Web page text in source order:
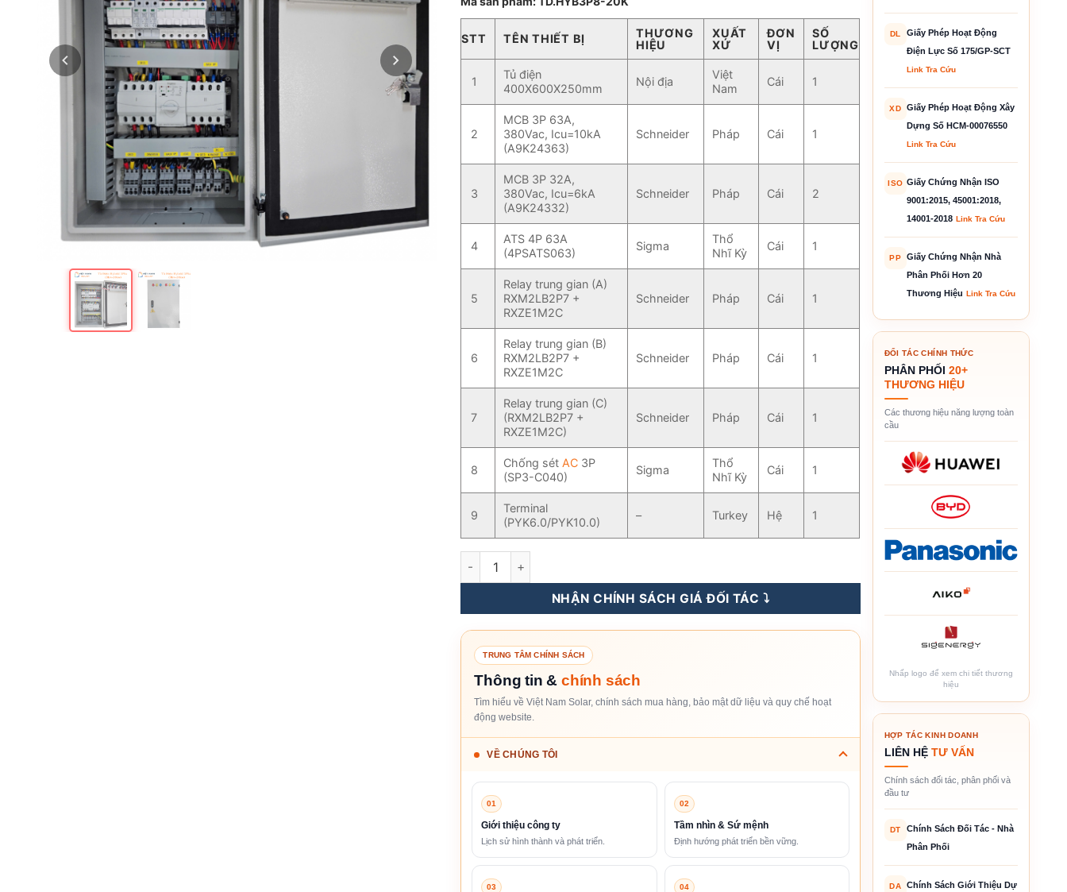
STT TÊN THIẾT BỊ
THƯƠNG
HIỆU
XUẤT
XỨ
ĐƠN
VỊ
SỐ
LƯỢNG
1
Tủ điện
400X600X250mm
Nội địa
Việt
Nam
Cái 1
2
MCB 3P 63A,
380Vac, Icu=10kA
(A9K24363)
Schneider Pháp Cái 1
3
MCB 3P 32A,
380Vac, Icu=6kA
(A9K24332)
Schneider Pháp Cái 2
4
ATS 4P 63A
(4PSATS063)
Sigma
Thổ
Nhĩ Kỳ
Cái 1
5
Relay trung gian (A)
RXM2LB2P7 +
RXZE1M2C
Schneider Pháp Cái 1
6
Relay trung gian (B)
RXM2LB2P7 +
RXZE1M2C
Schneider Pháp Cái 1
7
Relay trung gian (C)
(RXM2LB2P7 +
RXZE1M2C)
Schneider Pháp Cái 1
8
Chống sét AC 3P
(SP3-C040)
Sigma
Thổ
Nhĩ Kỳ
Cái 1
9
Terminal
(PYK6.0/PYK10.0)
– Turkey Hệ 1
Tủ Điện Hybrid 3 Pha 8KW - 20KW Chuyển Nguồn Tự Động Khi Mất Điện số lượng
NHẬN CHÍNH SÁCH GIÁ ĐỐI TÁC ⤵️
TRUNG TÂM CHÍNH SÁCH
Thông tin & chính sách
Tìm hiểu về Việt Nam Solar, chính sách mua hàng, bảo mật dữ liệu và quy chế hoạt
động website.
VỀ CHÚNG TÔI
01
Giới thiệu công ty
Lịch sử hình thành và phát triển.
02
Tầm nhìn & Sứ mệnh
Định hướng phát triển bền vững.
03 04
DL
Giấy Phép Hoạt Động
Điện Lực Số 175/GP-SCT
Link Tra Cứu
XD
Giấy Phép Hoạt Động Xây
Dựng Số HCM-00076550
Link Tra Cứu
ISO Giấy Chứng Nhận ISO
9001:2015, 45001:2018,
14001-2018 Link Tra Cứu
PP
Giấy Chứng Nhận Nhà
Phân Phối Hơn 20
Thương Hiệu Link Tra Cứu
ĐỐI TÁC CHÍNH THỨC
PHÂN PHỐI 20+
THƯƠNG HIỆU
Các thương hiệu năng lượng toàn
cầu
Nhấp logo để xem chi tiết thương
hiệu
HỢP TÁC KINH DOANH
LIÊN HỆ TƯ VẤN
Chính sách đối tác, phân phối và
đầu tư
DT
Chính Sách Đối Tác - Nhà
Phân Phối
DA
Chính Sách Giới Thiệu Dự